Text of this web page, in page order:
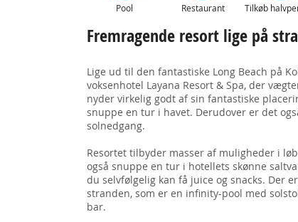
Pool Restaurant Tilkøb
Fremragende resort lige på
Lige ud til den fantastiske Long Beach på
voksenhotel Layana Resort & Spa, der
nyder virkelig godt af sin fantastiske
snuppe en tur i havet. Derudover er det
solnedgang.
Resortet tilbyder masser af muligheder i
også snuppe en tur i hotellets skønne
du selvfølgelig kan få juice og snacks. Der
stranden, som er en infinity-pool med
bar.